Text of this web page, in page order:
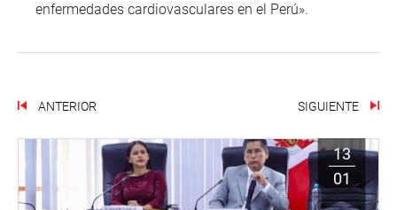
enfermedades cardiovasculares en el Perú».
ANTERIOR SIGUIENTE
13
01